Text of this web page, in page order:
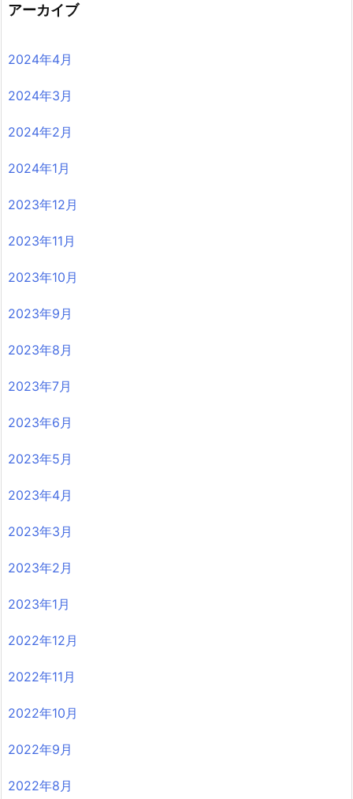
アーカイブ
2024年4月
2024年3月
2024年2月
2024年1月
2023年12月
2023年11月
2023年10月
2023年9月
2023年8月
2023年7月
2023年6月
2023年5月
2023年4月
2023年3月
2023年2月
2023年1月
2022年12月
2022年11月
2022年10月
2022年9月
2022年8月